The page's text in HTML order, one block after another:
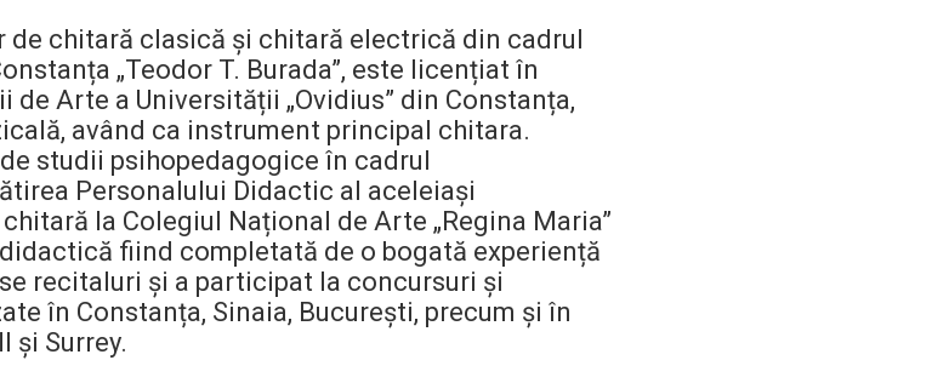
chitară clasică și chitară electrică din cadrul
„Teodor T. Burada”, este licențiat în
de Arte a Universității „Ovidius” din Constanța,
având ca instrument principal chitara.
studii psihopedagogice în cadrul
Personalului Didactic al aceleiași
la Colegiul Național de Arte „Regina Maria”
fiind completată de o bogată experiență
recitaluri și a participat la concursuri și
în Constanța, Sinaia, București, precum și în
și Surrey.
Centrul Burada
Asistentul Centrului Cultural Teodor T. Burada